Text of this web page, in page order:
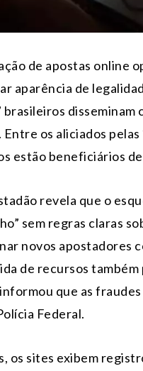
de apostas online
aparência de
brasileiros
os aliciados
estão beneficiários
revela que o
sem regras claras
novos apostadores
de recursos
que as
Federal.
os sites exibem